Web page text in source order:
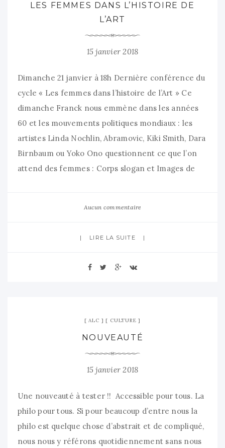
LES FEMMES DANS L’HISTOIRE DE
L’ART
15 janvier 2018
Dimanche 21 janvier à 18h Dernière conférence du
cycle « Les femmes dans l’histoire de l’Art » Ce
dimanche Franck nous emmène dans les années
60 et les mouvements politiques mondiaux : les
artistes Linda Nochlin, Abramovic, Kiki Smith, Dara
Birnbaum ou Yoko Ono questionnent ce que l’on
attend des femmes : Corps slogan et Images de
Aucun commentaire
LIRE LA SUITE
ALC CULTURE
NOUVEAUTÉ
15 janvier 2018
Une nouveauté à tester !! Accessible pour tous. La
philo pour tous. Si pour beaucoup d’entre nous la
philo est quelque chose d’abstrait et de compliqué,
nous nous y référons quotidiennement sans nous